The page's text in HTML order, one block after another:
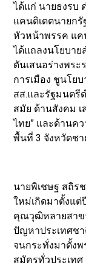
ได้แก่ นายธงรบ
แคนดิเดตนายก
หัวหน้าพรรค แ
ได้แถลงนโยบาย
ดันเสนอร่างพร
การเมือง ชูนโย
สส.และรัฐมนตรี
สมัย ด้านสังคม เ
ไทย” และด้านค
พื้นที่ 3 จังหวัดช
นายพิเชษฐ สถิร
ใหม่เกิดมาตั้งแ
คุณวุฒิหลายสาข
ปัญหาประเทศช
จนกระทั่งมาตั้ง
สมัครทั่วประเท